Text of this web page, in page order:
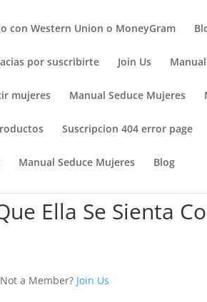
con Western Union o MoneyGram
por suscribirte Join Us Manual
mujeres Manual Seduce Mujeres
Suscripcion 404 error page
Manual Seduce Mujeres Blog
Ella Se Sienta
a Member? Join Us